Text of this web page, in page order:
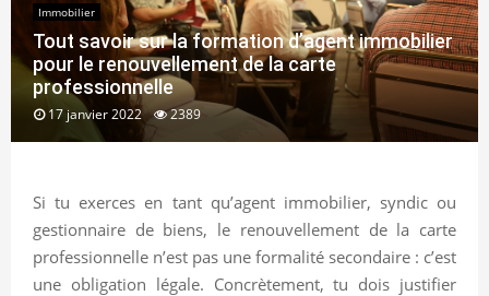
Immobilier
Tout savoir sur la formation d’agent immobilier
pour le renouvellement de la carte
professionnelle
17 janvier 2022 2389
Si tu exerces en tant qu’agent immobilier, syndic ou
gestionnaire de biens, le renouvellement de la carte
professionnelle n’est pas une formalité secondaire : c’est
une obligation légale. Concrètement, tu dois justifier